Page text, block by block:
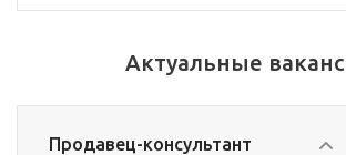
Актуальные
Продавец-консультант